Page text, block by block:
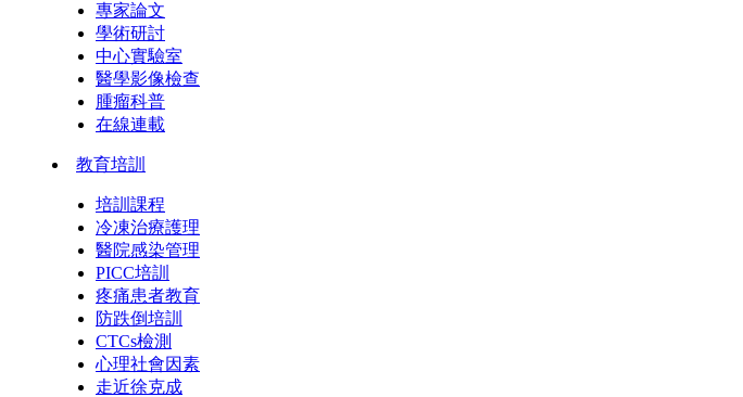
專家論文
學術研討
中心實驗室
醫學影像檢查
腫瘤科普
在線連載
教育培訓
培訓課程
冷凍治療護理
醫院感染管理
PICC培訓
疼痛患者教育
防跌倒培訓
CTCs檢測
心理社會因素
走近徐克成